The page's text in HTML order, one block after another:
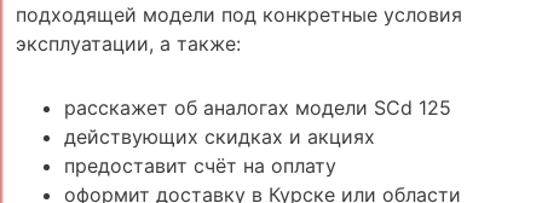
подходящей модели под конкретные условия
эксплуатации, а также:
расскажет об аналогах модели SCd 125
действующих скидках и акциях
предоставит счёт на оплату
оформит доставку в Курске или области